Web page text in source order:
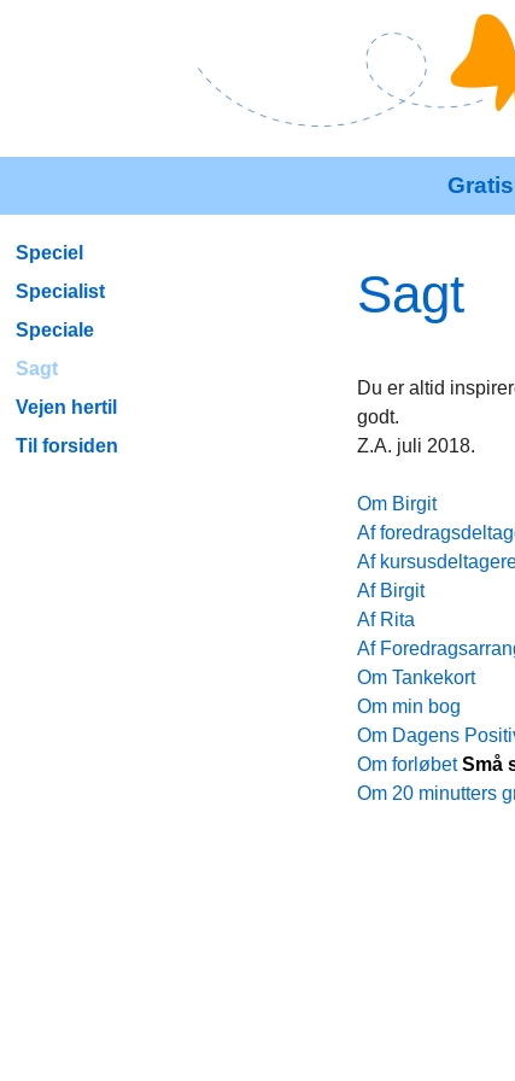
Gratis
Sagt
Du er altid
godt.
Z.A. juli 2018.
Om Birgit
Af
Af
Af Birgit
Af Rita
Af
Om Tankekort
Om min bog
Om Dagens
Om forløbetSmå
Om 20 minutters
Speciel
Specialist
Speciale
Sagt
Vejen hertil
Til forsiden